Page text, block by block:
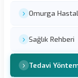
Omurga
Sağlık Rehberi
Tedavi